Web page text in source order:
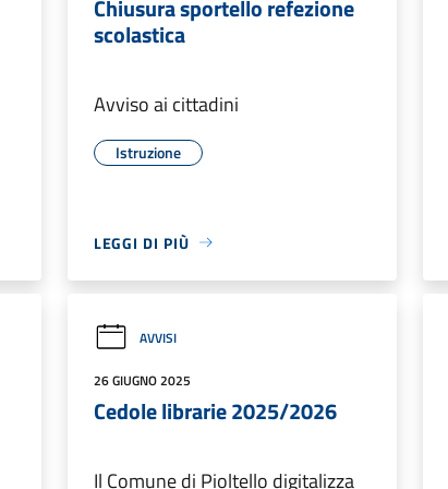
Chiusura sportello refezione
scolastica
Avviso ai cittadini
Istruzione
LEGGI DI PIÙ
AVVISI
26 GIUGNO 2025
Cedole librarie 2025/2026
Il Comune di Pioltello digitalizza